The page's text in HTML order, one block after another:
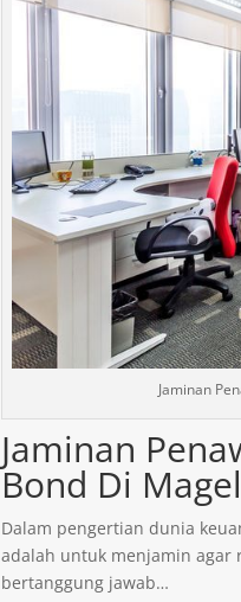
Jaminan
Jaminan
Bond Di
Dalam pengertian dunia
adalah untuk menjamin agar
bertanggung jawab…